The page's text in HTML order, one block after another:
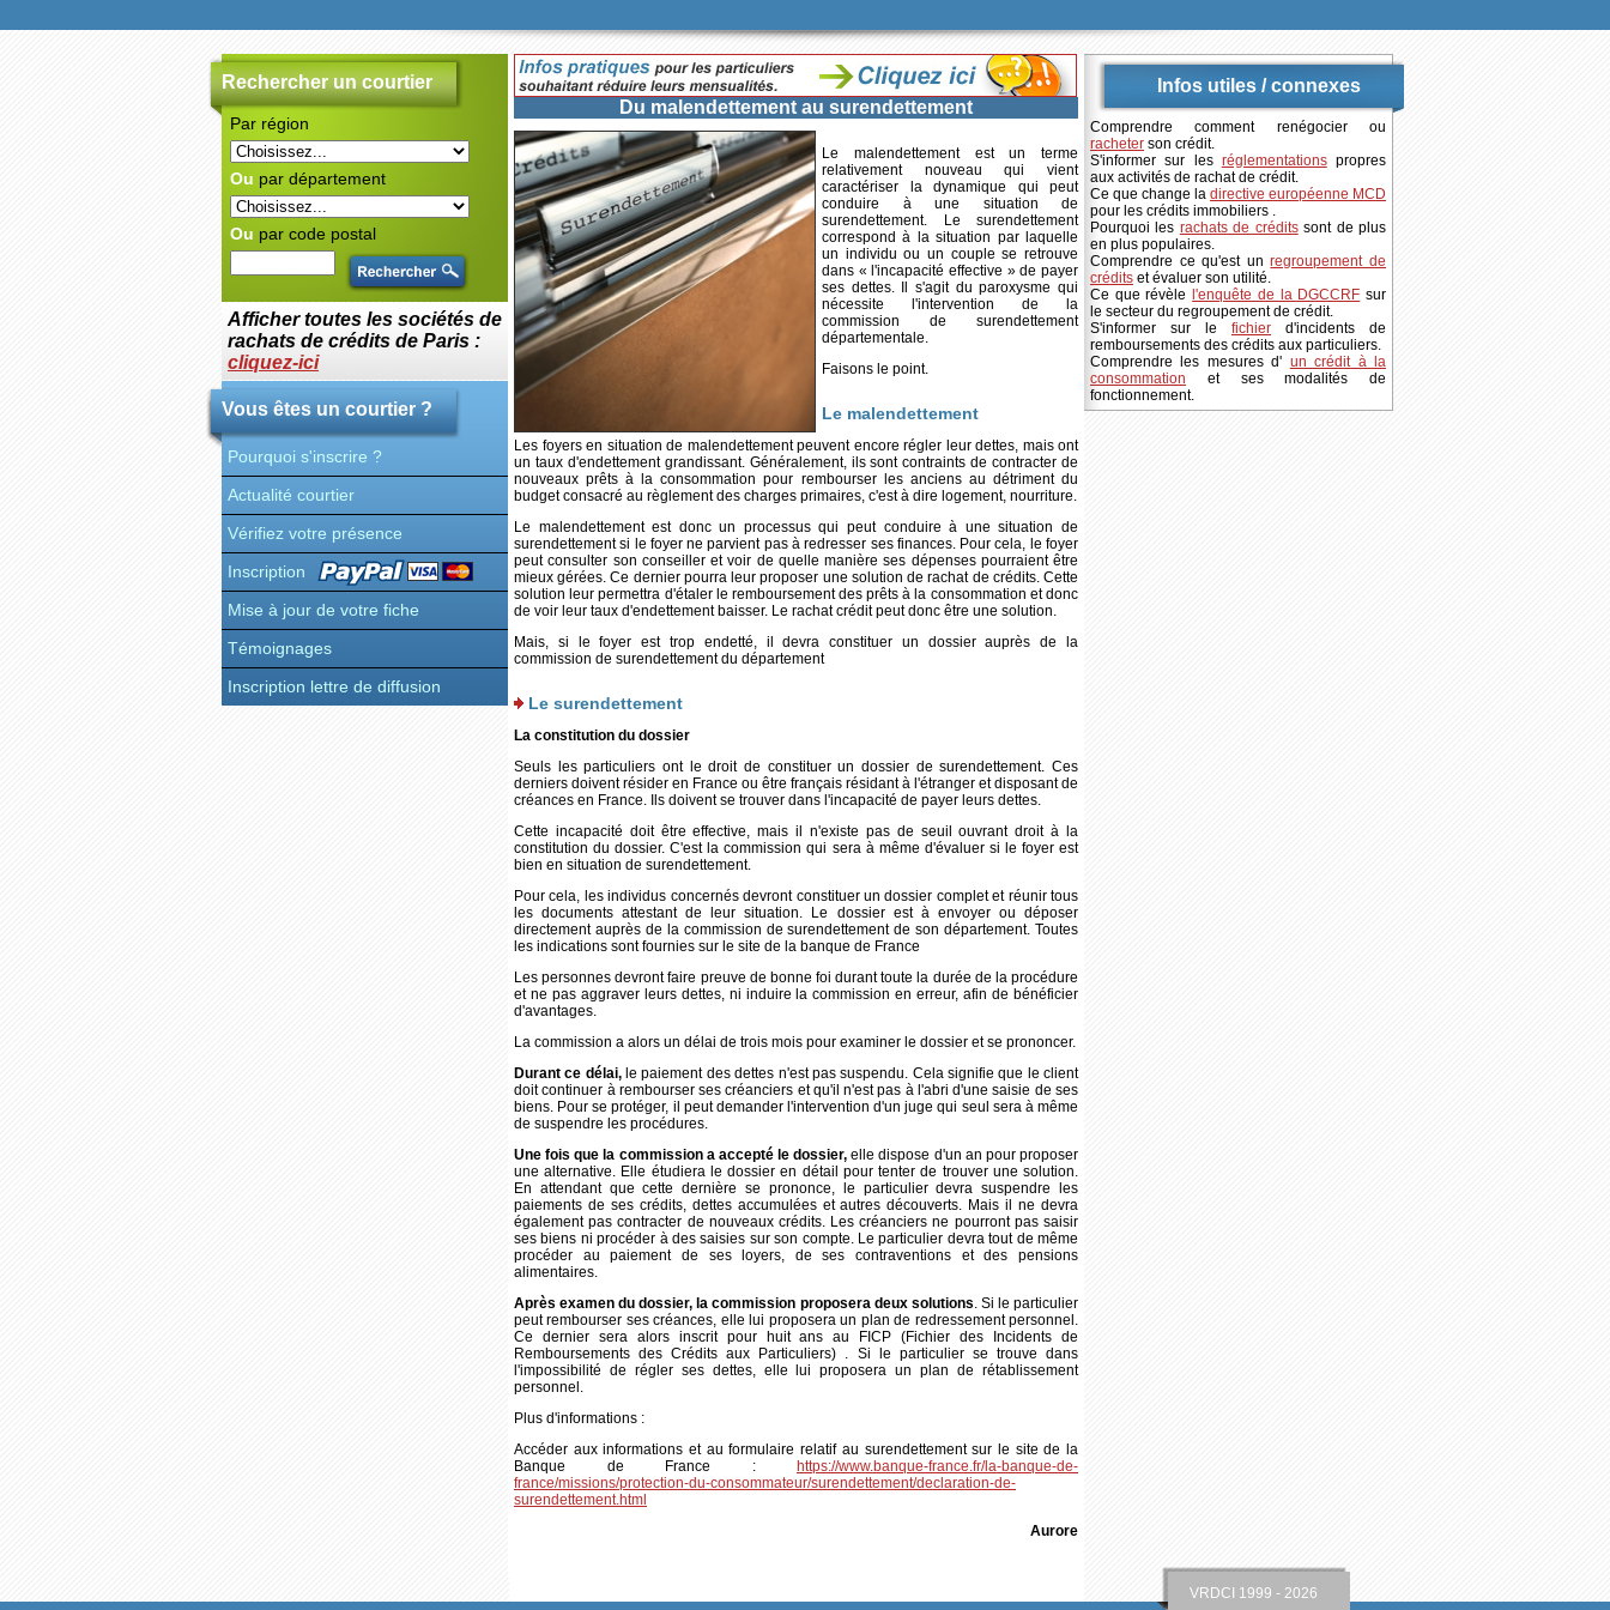
Rechercher un courtier
Par région
Ou par département
Ou par code postal
Afficher toutes les sociétés de
rachats de crédits de Paris :
cliquez-ici
Vous êtes un courtier ?
Pourquoi s'inscrire ?
Actualité courtier
Vérifiez votre présence
Inscription
Mise à jour de votre fiche
Témoignages
Inscription lettre de diffusion
Du malendettement au surendettement
Le malendettement est un terme
relativement nouveau qui vient
caractériser la dynamique qui peut
conduire à une situation de
surendettement. Le surendettement
correspond à la situation par laquelle
un individu ou un couple se retrouve
dans « l'incapacité effective » de payer
ses dettes. Il s'agit du paroxysme qui
nécessite l'intervention de la
commission de surendettement
départementale.
Faisons le point.
Le malendettement
Les foyers en situation de malendettement peuvent encore régler leur dettes, mais ont
un taux d'endettement grandissant. Généralement, ils sont contraints de contracter de
nouveaux prêts à la consommation pour rembourser les anciens au détriment du
budget consacré au règlement des charges primaires, c'est à dire logement, nourriture.
Le malendettement est donc un processus qui peut conduire à une situation de
surendettement si le foyer ne parvient pas à redresser ses finances. Pour cela, le foyer
peut consulter son conseiller et voir de quelle manière ses dépenses pourraient être
mieux gérées. Ce dernier pourra leur proposer une solution de rachat de crédits. Cette
solution leur permettra d'étaler le remboursement des prêts à la consommation et donc
de voir leur taux d'endettement baisser. Le rachat crédit peut donc être une solution.
Mais, si le foyer est trop endetté, il devra constituer un dossier auprès de la
commission de surendettement du département
Le surendettement
La constitution du dossier
Seuls les particuliers ont le droit de constituer un dossier de surendettement. Ces
derniers doivent résider en France ou être français résidant à l'étranger et disposant de
créances en France. Ils doivent se trouver dans l'incapacité de payer leurs dettes.
Cette incapacité doit être effective, mais il n'existe pas de seuil ouvrant droit à la
constitution du dossier. C'est la commission qui sera à même d'évaluer si le foyer est
bien en situation de surendettement.
Pour cela, les individus concernés devront constituer un dossier complet et réunir tous
les documents attestant de leur situation. Le dossier est à envoyer ou déposer
directement auprès de la commission de surendettement de son département. Toutes
les indications sont fournies sur le site de la banque de France
Les personnes devront faire preuve de bonne foi durant toute la durée de la procédure
et ne pas aggraver leurs dettes, ni induire la commission en erreur, afin de bénéficier
d'avantages.
La commission a alors un délai de trois mois pour examiner le dossier et se prononcer.
Durant ce délai,le paiement des dettes n'est pas suspendu. Cela signifie que le client
doit continuer à rembourser ses créanciers et qu'il n'est pas à l'abri d'une saisie de ses
biens. Pour se protéger, il peut demander l'intervention d'un juge qui seul sera à même
de suspendre les procédures.
Une fois que la commission a accepté le dossier, elle dispose d'un an pour proposer
une alternative. Elle étudiera le dossier en détail pour tenter de trouver une solution.
En attendant que cette dernière se prononce, le particulier devra suspendre les
paiements de ses crédits, dettes accumulées et autres découverts. Mais il ne devra
également pas contracter de nouveaux crédits. Les créanciers ne pourront pas saisir
ses biens ni procéder à des saisies sur son compte. Le particulier devra tout de même
procéder au paiement de ses loyers, de ses contraventions et des pensions
alimentaires.
Après examen du dossier, la commission proposera deux solutions. Si le particulier
peut rembourser ses créances, elle lui proposera un plan de redressement personnel.
Ce dernier sera alors inscrit pour huit ans au FICP (Fichier des Incidents de
Remboursements des Crédits aux Particuliers) . Si le particulier se trouve dans
l'impossibilité de régler ses dettes, elle lui proposera un plan de rétablissement
personnel.
Plus d'informations :
Accéder aux informations et au formulaire relatif au surendettement sur le site de la
Banque de France :
https://www.banque-france.fr/la-banque-de-
france/missions/protection-du-consommateur/surendettement/declaration-de-
surendettement.html
Aurore
Infos utiles / connexes
Comprendre comment renégocier ou
racheter son crédit.
S'informer sur les réglementationspropres
aux activités de rachat de crédit.
Ce que change la directive européenne MCD
pour les crédits immobiliers .
Pourquoi les rachats de créditssont de plus
en plus populaires.
Comprendre ce qu'est unregroupement de
crédits et évaluer son utilité.
Ce que révèle
l'enquête de la DGCCRF sur
le secteur du regroupement de crédit.
S'informer sur le fichier d'incidents de
remboursements des crédits aux particuliers.
Comprendre les mesures d' un crédit à la
consommation et ses modalités de
fonctionnement.
VRDCI 1999 - 2026